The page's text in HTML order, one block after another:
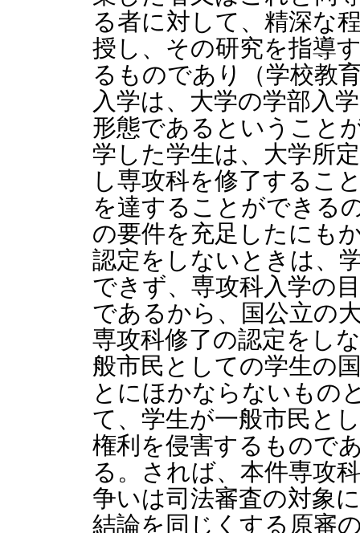
る者に対して、精深な
授し、その研究を指導
るものであり（学校教
入学は、大学の学部入
形態であるということ
学した学生は、大学所
し専攻科を修了するこ
を達することができる
の要件を充足したにも
認定をしないときは、
できず、専攻科入学の
であるから、国公立の
専攻科修了の認定をし
般市民としての学生の
とにほかならないもの
て、学生が一般市民と
権利を侵害するもので
る。されば、本件専攻
争いは司法審査の対象
結論を同じくする原審